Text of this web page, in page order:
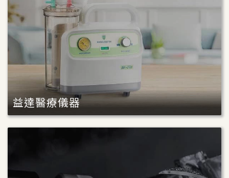
益達醫療儀器